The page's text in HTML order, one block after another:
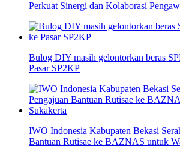
Perkuat Sinergi dan Kolaborasi
Bulog DIY masih gelontorkan beras
Pasar SP2KP
IWO Indonesia Kabupaten Bekasi
Bantuan Rutisae ke BAZNAS untuk